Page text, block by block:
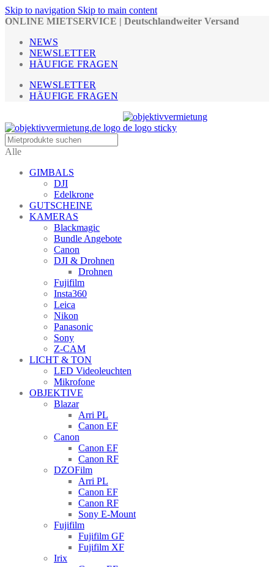
Skip to navigation Skip to main content
ONLINE MIETSERVICE | Deutschlandweiter Versand
NEWS
NEWSLETTER
HÄUFIGE FRAGEN
NEWSLETTER
HÄUFIGE FRAGEN
Alle
GIMBALS
DJI
Edelkrone
GUTSCHEINE
KAMERAS
Blackmagic
Bundle Angebote
Canon
DJI & Drohnen
Drohnen
Fujifilm
Insta360
Leica
Nikon
Panasonic
Sony
Z-CAM
LICHT & TON
LED Videoleuchten
Mikrofone
OBJEKTIVE
Blazar
Arri PL
Canon EF
Canon
Canon EF
Canon RF
DZOFilm
Arri PL
Canon EF
Canon RF
Sony E-Mount
Fujifilm
Fujifilm GF
Fujifilm XF
Irix